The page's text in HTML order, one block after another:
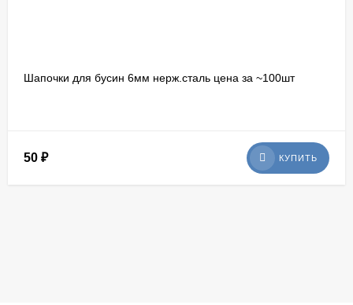
Шапочки для бусин 6мм нерж.сталь цена за ~100шт
50 ₽ КУПИТЬ